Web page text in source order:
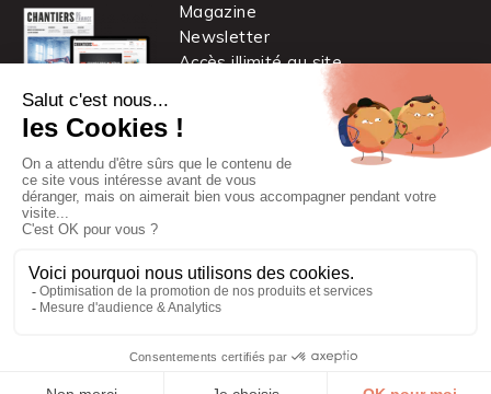
Magazine
Newsletter
Accès illimité au site
Chantiers de France est une marque
| Mentions légales
Protection des données personnelles
Cookies